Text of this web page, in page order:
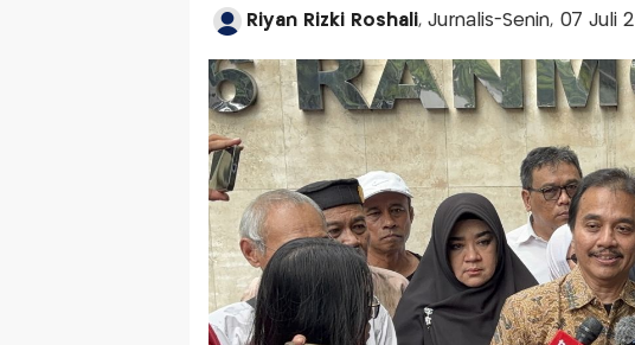
Riyan Rizki Roshali, Jurnalis-Senin, 07 Juli